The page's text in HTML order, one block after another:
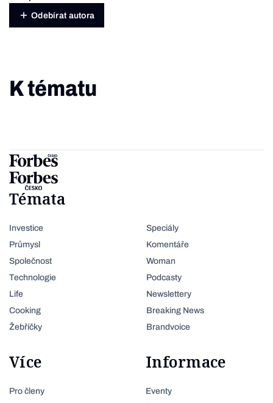
Odebírat autora
K tématu
Témata
Investice
Průmysl
Společnost
Technologie
Life
Cooking
Žebříčky
Speciály
Komentáře
Woman
Podcasty
Newslettery
Breaking News
Brandvoice
Více
Pro členy
Informace
Eventy